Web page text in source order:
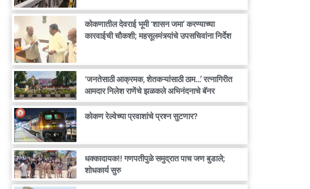
कोकणातील देवराई भूमी ‘शासन जमा’ करण्याच्या
कारवाईची चौकशी; महसूलमंत्र्यांचे उपसचिवांना निर्देश
‘जनतेसाठी आक्रमक, शेतकऱ्यांसाठी ठाम…’ रत्नागिरीत
आमदार निलेश राणेंचे झळकले अभिनंदनाचे बॅनर
कोकण रेल्वेच्या प्रवाशांचे प्रश्न सुटणार?
धक्कादायक!! गणपतीपुळे समुद्रात पाच जण बुडाले;
शोधकार्य सुरु